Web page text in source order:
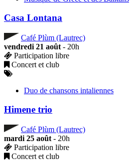
Casa Lontana
Café Plùm (Lautrec)
vendredi 21 août - 20h
Participation libre
Concert et club
Duo de chansons intaliennes
Himene trio
Café Plùm (Lautrec)
mardi 25 août - 20h
Participation libre
Concert et club